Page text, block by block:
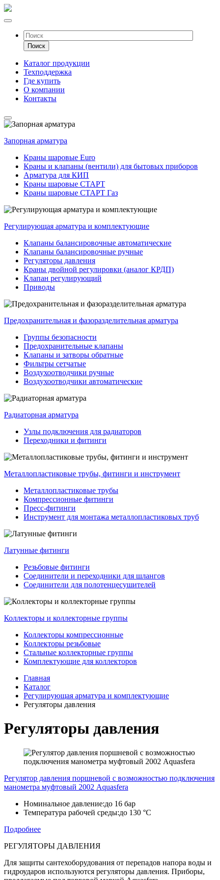
Каталог продукции
Техподдержка
Где купить
О компании
Контакты
Запорная арматура
Краны шаровые Euro
Краны и клапаны (вентили) для бытовых приборов
Арматура для КИП
Краны шаровые СТАРТ
Краны шаровые СТАРТ Газ
Регулирующая арматура и комплектующие
Клапаны балансировочные автоматические
Клапаны балансировочные ручные
Регуляторы давления
Краны двойной регулировки (аналог КРДП)
Клапан регулирующий
Приводы
Предохранительная и фазоразделительная арматура
Группы безопасности
Предохранительные клапаны
Клапаны и затворы обратные
Фильтры сетчатые
Воздухоотводчики ручные
Воздухоотводчики автоматические
Радиаторная арматура
Узлы подключения для радиаторов
Переходники и фитинги
Металлопластиковые трубы, фитинги и инструмент
Металлопластиковые трубы
Компрессионные фитинги
Пресс-фитинги
Инструмент для монтажа металлопластиковых труб
Латунные фитинги
Резьбовые фитинги
Соединители и переходники для шлангов
Соединители для полотенцесушителей
Коллекторы и коллекторные группы
Коллекторы компрессионные
Коллекторы резьбовые
Стальные коллекторные группы
Комплектующие для коллекторов
Главная
Каталог
Регулирующая арматура и комплектующие
Регуляторы давления
Регуляторы давления
Регулятор давления поршневой с возможностью подключения
манометра муфтовый 2002 Aquasfera
Номинальное давление:до 16 бар
Температура рабочей среды:до 130 °C
Подробнее
РЕГУЛЯТОРЫ ДАВЛЕНИЯ
Для защиты сантехоборудования от перепадов напора воды и
гидроударов используются регуляторы давления. Приборы,